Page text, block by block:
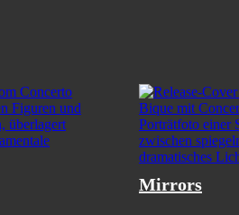
Photo: Harald
Mirrors